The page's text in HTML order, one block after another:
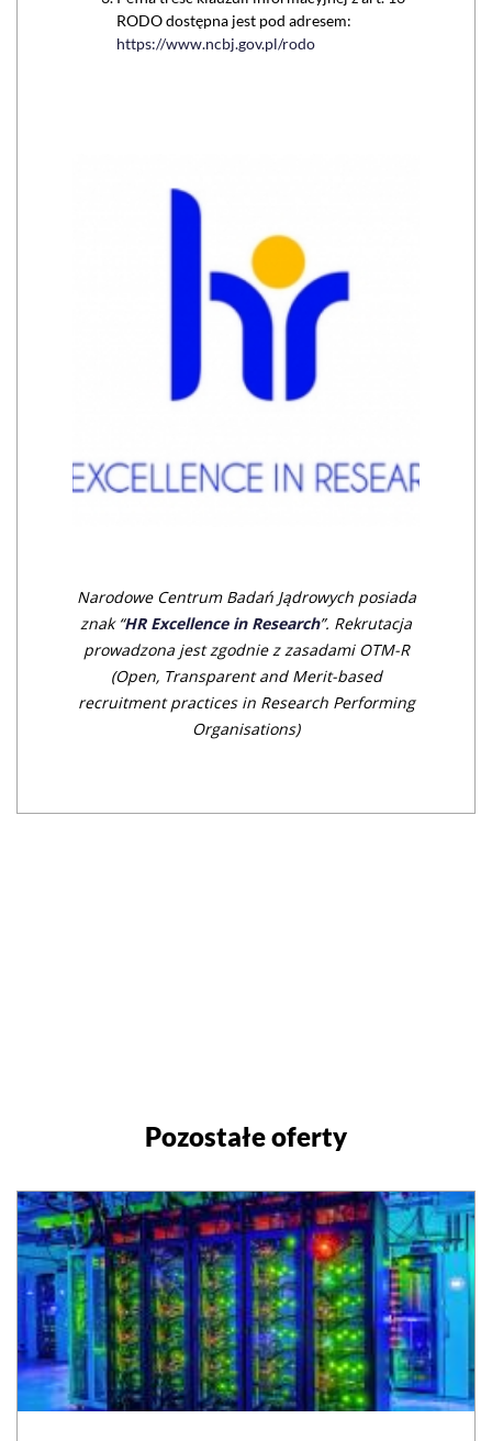
RODO dostępna jest pod adresem:
https://www.ncbj.gov.pl/rodo
Narodowe Centrum Badań Jądrowych posiada
znak “HR Excellence in Research”. Rekrutacja
prowadzona jest zgodnie z zasadami OTM-R
(Open, Transparent and Merit-based
recruitment practices in Research Performing
Organisations)
Pozostałe oferty